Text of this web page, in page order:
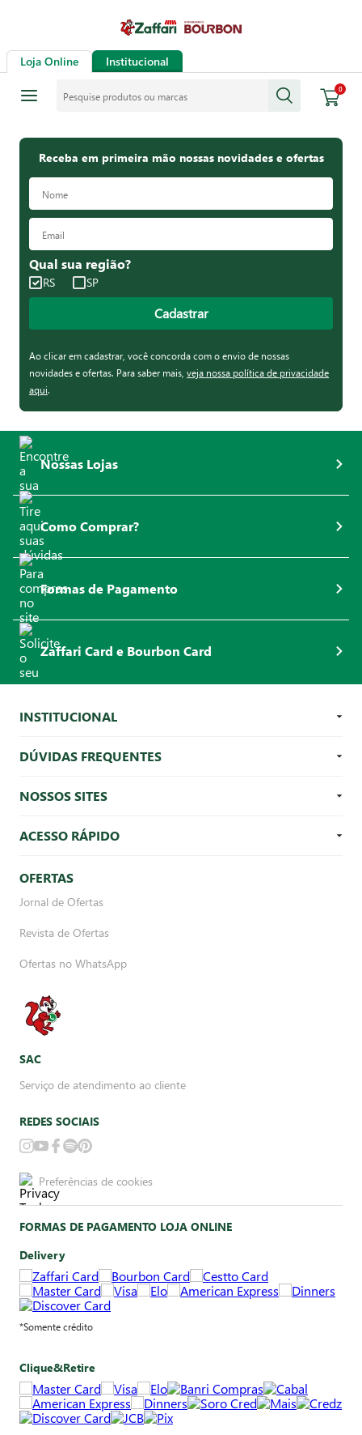
Loja Online Institucional
0
Receba em primeira mão nossas novidades e ofertas
Qual sua região?
RS SP
Cadastrar
Ao clicar em cadastrar, você concorda com o envio de nossas
novidades e ofertas. Para saber mais, veja nossa política de privacidade
aqui.
Nossas Lojas
Como Comprar?
Formas de Pagamento
Zaffari Card e Bourbon Card
INSTITUCIONAL
DÚVIDAS FREQUENTES
NOSSOS SITES
ACESSO RÁPIDO
OFERTAS
Jornal de Ofertas
Revista de Ofertas
Ofertas no WhatsApp
SAC
Serviço de atendimento ao cliente
REDES SOCIAIS
Preferências de cookies
FORMAS DE PAGAMENTO LOJA ONLINE
Delivery
*Somente crédito
Clique&Retire